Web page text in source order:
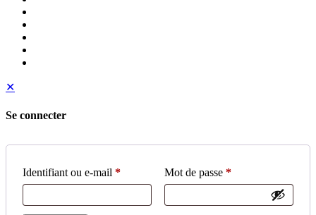
✕
Se connecter
Identifiant ou e-mail * Mot de passe *